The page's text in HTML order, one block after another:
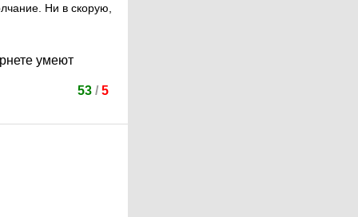
Ни в скорую,
умеют
53 / 5